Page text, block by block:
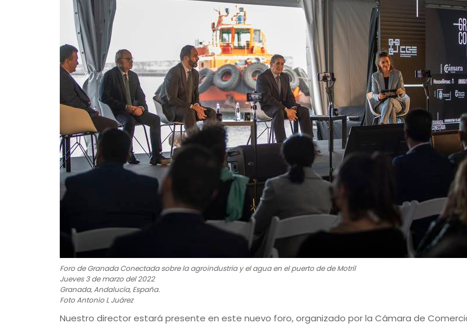
Foro de Granada Conectada sobre la agroindustria y el agua en el puerto de de Motril
Jueves 3 de marzo del 2022
Granada, Andalucía, España.
Foto Antonio L Juárez
Nuestro director estará presente en este nuevo foro, organizado por la Cámara de